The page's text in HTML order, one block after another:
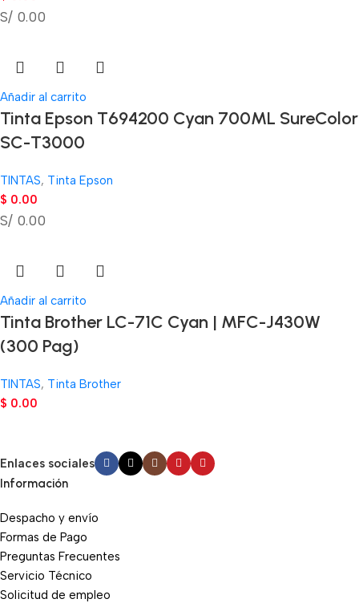
S/ 0.00
Añadir al carrito
Tinta Epson T694200 Cyan 700ML SureColor
SC-T3000
TINTAS, Tinta Epson
$ 0.00
S/ 0.00
Añadir al carrito
Tinta Brother LC-71C Cyan | MFC-J430W
(300 Pag)
TINTAS, Tinta Brother
$ 0.00
Enlaces sociales
Información
Despacho y envío
Formas de Pago
Preguntas Frecuentes
Servicio Técnico
Solicitud de empleo